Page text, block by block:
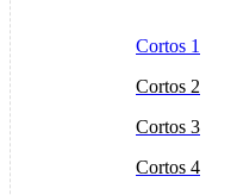
Cortos 1
Cortos 2
Cortos 3
Cortos 4